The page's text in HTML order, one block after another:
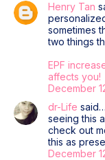
Henry Tan
sometimes
two things
EPF
affects you!
December
dr-Life said…
seeing this
check out
this as
December